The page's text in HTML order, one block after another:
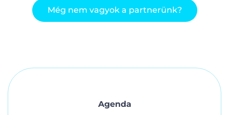
Még nem vagyok a partnerünk?
Agenda